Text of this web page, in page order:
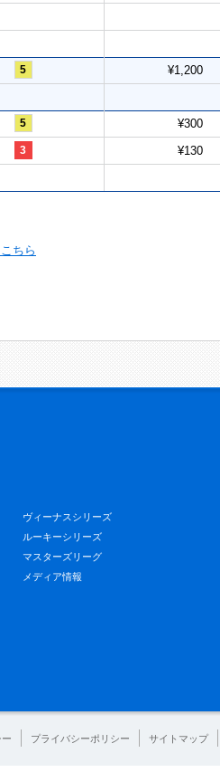
5 ¥1,200
5 ¥300
3 ¥130
ちら
ヴィーナスシリーズ
ルーキーシリーズ
マスターズリーグ
メディア情報
プライバシーポリシー サイトマップ